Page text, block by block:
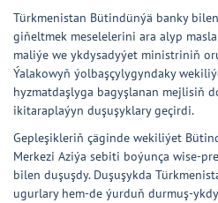
Türkmenistan Bütindünýä banky
giňeltmek meselelerini ara alyp
maliýe we ykdysadyýet ministriniň
Ýalakowyň ýolbaşçylygyndaky
hyzmatdaşlyga bagyşlanan mejlisiň
ikitaraplaýyn duşuşyklary geçirdi.
Gepleşikleriň çäginde wekiliýet
Merkezi Aziýa sebiti boýunça wise-
bilen duşuşdy. Duşuşykda
ugurlary hem-de ýurduň durmuş-